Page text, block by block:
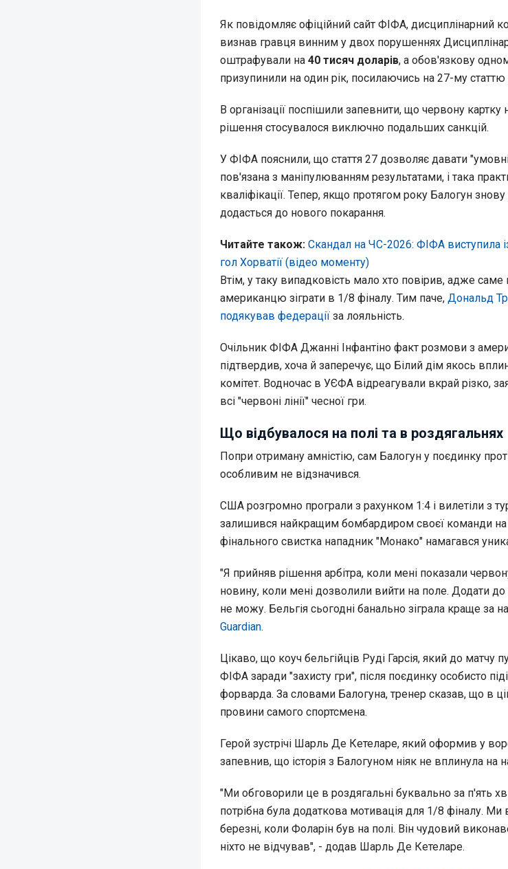
Як повідомляє офіційний сайт ФІФА, дисциплінарний
визнав гравця винним у двох порушеннях
оштрафували на 40 тисяч доларів, а обов'язкову
призупинили на один рік, посилаючись на 27-му статтю
В організації поспішили запевнити, що червону картку
рішення стосувалося виключно подальших санкцій.
У ФІФА пояснили, що стаття 27 дозволяє давати
пов'язана з маніпулюванням результатами, і така
кваліфікації. Тепер, якщо протягом року Балогун
додасться до нового покарання.
Читайте також: Скандал на ЧС-2026: ФІФА виступила
гол Хорватії (відео моменту)
Втім, у таку випадковість мало хто повірив, адже
американцю зіграти в 1/8 фіналу. Тим паче, Дональд
подякував федерації за лояльність.
Очільник ФІФА Джанні Інфантіно факт розмови з
підтвердив, хоча й заперечує, що Білий дім якось
комітет. Водночас в УЄФА відреагували вкрай різко,
всі "червоні лінії" чесної гри.
Що відбувалося на полі та в роздягальнях
Попри отриману амністію, сам Балогун у поєдинку
особливим не відзначився.
США розгромно програли з рахунком 1:4 і вилетіли з
залишився найкращим бомбардиром своєї команди на
фінального свистка нападник "Монако" намагався
"Я прийняв рішення арбітра, коли мені показали
новину, коли мені дозволили вийти на поле. Додати
не можу. Бельгія сьогодні банально зіграла краще за
Guardian.
Цікаво, що коуч бельгійців Руді Гарсія, який до матчу
ФІФА заради "захисту гри", після поєдинку особисто
форварда. За словами Балогуна, тренер сказав, що в
провини самого спортсмена.
Герой зустрічі Шарль Де Кетеларе, який оформив у
запевнив, що історія з Балогуном ніяк не вплинула на
"Ми обговорили це в роздягальні буквально за п'ять
потрібна була додаткова мотивація для 1/8 фіналу.
березні, коли Фоларін був на полі. Він чудовий
ніхто не відчував", - додав Шарль Де Кетеларе.